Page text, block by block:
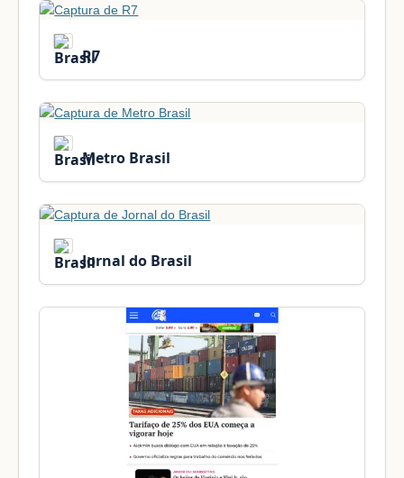
R7
Metro Brasil
Jornal do Brasil